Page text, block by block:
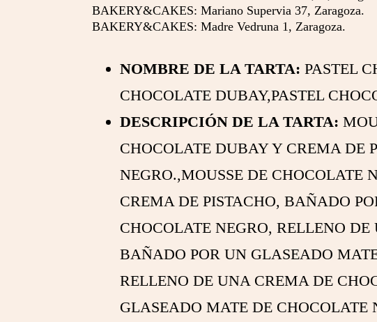
BAKERY&CAKES: Mariano Supervia 37, Zaragoza.
BAKERY&CAKES: Madre Vedruna 1, Zaragoza.
NOMBRE DE LA TARTA: PASTEL
CHOCOLATE DUBAY,PASTEL
DESCRIPCIÓN DE LA TARTA:
CHOCOLATE DUBAY Y CREMA DE
NEGRO.,MOUSSE DE CHOCOLATE
CREMA DE PISTACHO, BAÑADO
CHOCOLATE NEGRO, RELLENO
BAÑADO POR UN GLASEADO
RELLENO DE UNA CREMA DE
GLASEADO MATE DE CHOCOLATE